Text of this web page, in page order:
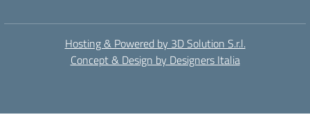
Hosting & Powered by 3D Solution S.r.l.
Concept & Design by Designers Italia